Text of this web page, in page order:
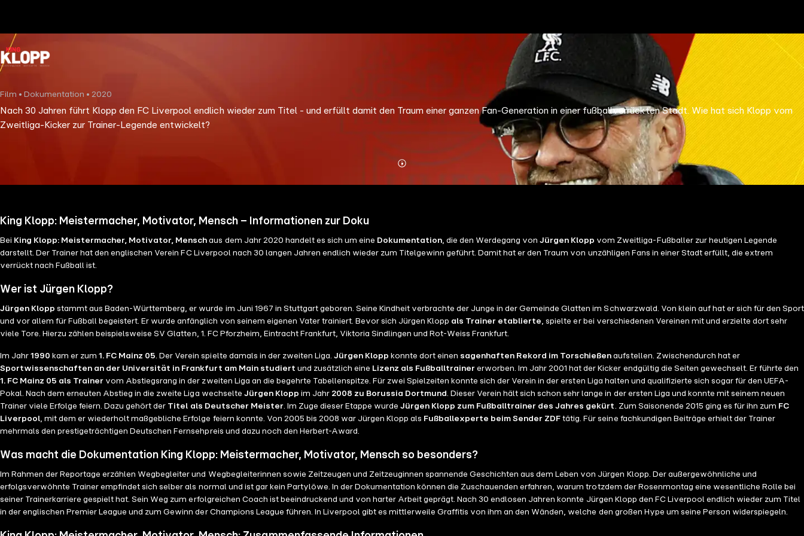
page
Film • Dokumentation • 2020
Nach 30 Jahren führt Klopp den FC Liverpool endlich wieder zum Titel - und erfüllt damit den Traum einer ganzen Fan-Generation in einer fußballverrückten Stadt. Wie hat sich Klopp vom
Zweitliga-Kicker zur Trainer-Legende entwickelt?
Mehr
Details
King Klopp: Meistermacher, Motivator, Mensch – Informationen zur Doku
Bei King Klopp: Meistermacher, Motivator, Mensch aus dem Jahr 2020 handelt es sich um eine Dokumentation, die den Werdegang vonJürgen Klopp vom Zweitliga-Fußballer zur heutigen Legende
darstellt. Der Trainer hat den englischen Verein FC Liverpool nach 30 langen Jahren endlich wieder zum Titelgewinn geführt. Damit hat er den Traum von unzähligen Fans in einer Stadt erfüllt, die extrem
verrückt nach Fußball ist.
Wer ist Jürgen Klopp?
Jürgen Klopp stammt aus Baden-Württemberg, er wurde im Juni 1967 in Stuttgart geboren. Seine Kindheit verbrachte der Junge in der Gemeinde Glatten im Schwarzwald. Von klein auf hat er sich für den Sport
und vor allem für Fußball begeistert. Er wurde anfänglich von seinem eigenen Vater trainiert. Bevor sich Jürgen Klopp als Trainer etablierte, spielte er bei verschiedenen Vereinen mit und erzielte dort sehr
viele Tore. Hierzu zählen beispielsweise SV Glatten, 1. FC Pforzheim, Eintracht Frankfurt, Viktoria Sindlingen und Rot-Weiss Frankfurt.
Im Jahr1990 kam er zum1. FC Mainz 05. Der Verein spielte damals in der zweiten Liga. Jürgen Klopp konnte dort einen sagenhaften Rekord im Torschießen aufstellen. Zwischendurch hat er
Sportwissenschaften an der Universität in Frankfurt am Main studiert und zusätzlich eine Lizenz als Fußballtrainer erworben. Im Jahr 2001 hat der Kicker endgültig die Seiten gewechselt. Er führte den
1. FC Mainz 05 als Trainer vom Abstiegsrang in der zweiten Liga an die begehrte Tabellenspitze. Für zwei Spielzeiten konnte sich der Verein in der ersten Liga halten und qualifizierte sich sogar für den UEFA-
Pokal. Nach dem erneuten Abstieg in die zweite Liga wechselte Jürgen Klopp im Jahr 2008 zu Borussia Dortmund. Dieser Verein hält sich schon sehr lange in der ersten Liga und konnte mit seinem neuen
Trainer viele Erfolge feiern. Dazu gehört der Titel als Deutscher Meister. Im Zuge dieser Etappe wurdeJürgen Klopp zum Fußballtrainer des Jahres gekürt. Zum Saisonende 2015 ging es für ihn zum FC
Liverpool, mit dem er wiederholt maßgebliche Erfolge feiern konnte. Von 2005 bis 2008 war Jürgen Klopp als Fußballexperte beim Sender ZDF tätig. Für seine fachkundigen Beiträge erhielt der Trainer
mehrmals den prestigeträchtigen Deutschen Fernsehpreis und dazu noch den Herbert-Award.
Was macht die Dokumentation King Klopp: Meistermacher, Motivator, Mensch so besonders?
Im Rahmen der Reportage erzählen Wegbegleiter und Wegbegleiterinnen sowie Zeitzeugen und Zeitzeuginnen spannende Geschichten aus dem Leben von Jürgen Klopp. Der außergewöhnliche und
erfolgsverwöhnte Trainer empfindet sich selber als normal und ist gar kein Partylöwe. In der Dokumentation können die Zuschauenden erfahren, warum trotzdem der Rosenmontag eine wesentliche Rolle bei
seiner Trainerkarriere gespielt hat. Sein Weg zum erfolgreichen Coach ist beeindruckend und von harter Arbeit geprägt. Nach 30 endlosen Jahren konnte Jürgen Klopp den FC Liverpool endlich wieder zum Titel
in der englischen Premier League und zum Gewinn der Champions League führen. In Liverpool gibt es mittlerweile Graffitis von ihm an den Wänden, welche den großen Hype um seine Person widerspiegeln.